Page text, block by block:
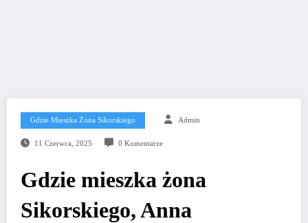
Gdzie Mieszka Żona Sikorskiego Admin
11 Czerwca, 2025 0 Komentarze
Gdzie mieszka żona
Sikorskiego, Anna